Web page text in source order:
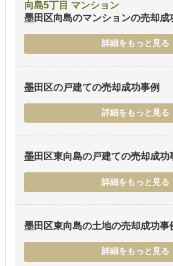
向島5丁目 マンション
墨田区向島のマンションの売却成
詳細をもっと見る
墨田区の戸建ての売却成功事例
詳細をもっと見る
墨田区東向島の戸建ての売却成功
詳細をもっと見る
墨田区東向島の土地の売却成功事
詳細をもっと見る